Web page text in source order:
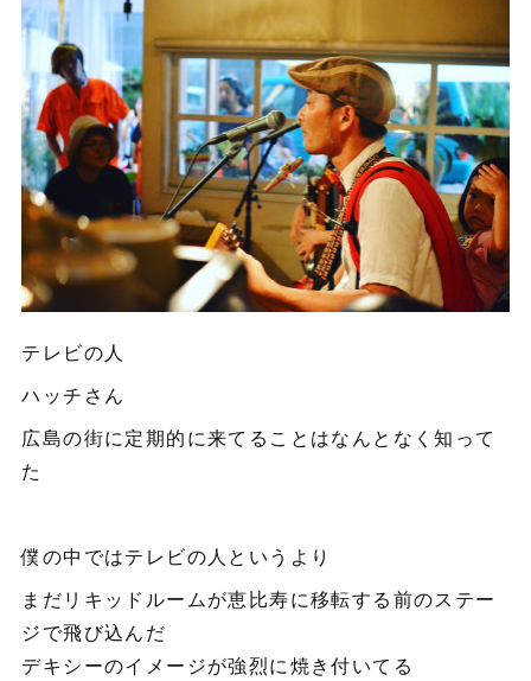
テレビの人
ハッチさん
広島の街に定期的に来てることはなんとなく知って
た
僕の中ではテレビの人というより
まだリキッドルームが恵比寿に移転する前のステー
ジで飛び込んだ
デキシーのイメージが強烈に焼き付いてる